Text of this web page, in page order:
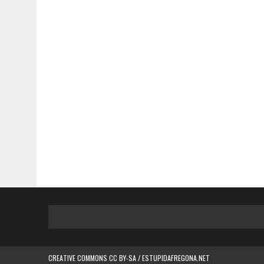
CREATIVE COMMONS CC BY-SA / ESTUPIDAFREGONA.NET